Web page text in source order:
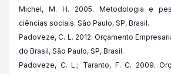
Michel, M. H. 2005. Metodologia e
ciências sociais. São Paulo, SP, Brasil.
Padoveze, C. L. 2012. Orçamento
do Brasil, São Paulo, SP, Brasil.
Padoveze, C. L.; Taranto, F. C. 2009.